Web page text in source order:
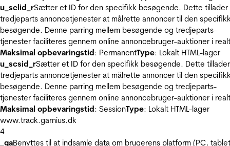
u_sclid_rSætter et ID for den specifikk besøgende. Dette tillader
tredjeparts annoncetjenester at målrette annoncer til den
besøgende. Denne parring mellem besøgende og tredjeparts-
tjenester faciliteres gennem online annoncebruger-auktioner i
Maksimal opbevaringstid: PermanentType: Lokalt HTML-lager
u_scsid_rSætter et ID for den specifikk besøgende. Dette tillader
tredjeparts annoncetjenester at målrette annoncer til den
besøgende. Denne parring mellem besøgende og tredjeparts-
tjenester faciliteres gennem online annoncebruger-auktioner i
Maksimal opbevaringstid: SessionType: Lokalt HTML-lager
www.track.garnius.dk
4
_gaBenyttes til at indsamle data om brugerens platform (PC,